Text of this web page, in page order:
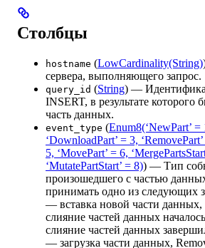
Столбцы
hostname (LowCardinality(String)
сервера, выполняющего запрос.
query_id (String) —
INSERT, в результате которого
часть данных.
event_type (Enum8(‘NewPart’ =
‘DownloadPart’ = 3,
5, ‘MovePart’ = 6,
‘MutatePartStart’ = 8)) — Тип
произошедшего с частью
принимать одно из следующих
— вставка новой части
слияние частей данных
слияние частей данных
— загрузка части данных,